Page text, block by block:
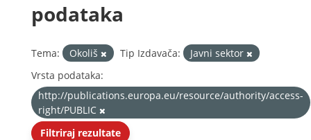
podataka
Tema: Okoliš Tip Izdavača:
Javni sektor
Vrsta podataka:
http://publications.europa.eu/resource/authority/access-
right/PUBLIC
Filtriraj rezultate